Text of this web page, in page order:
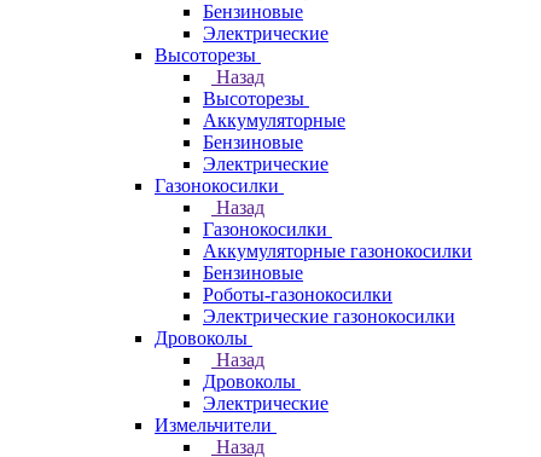
Бензиновые
Электрические
Высоторезы
Назад
Высоторезы
Аккумуляторные
Бензиновые
Электрические
Газонокосилки
Назад
Газонокосилки
Аккумуляторные газонокосилки
Бензиновые
Роботы-газонокосилки
Электрические газонокосилки
Дровоколы
Назад
Дровоколы
Электрические
Измельчители
Назад